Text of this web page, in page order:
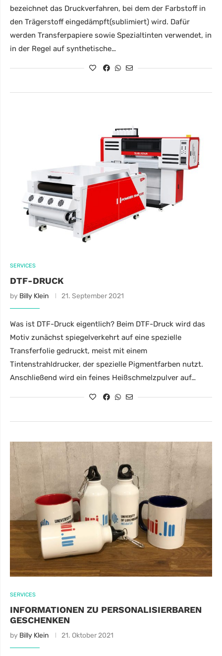
bezeichnet das Druckverfahren, bei dem der Farbstoff in
den Trägerstoff eingedämpft(sublimiert) wird. Dafür
werden Transferpapiere sowie Spezialtinten verwendet, in
in der Regel auf synthetische…
SERVICES
DTF-DRUCK
by Billy Klein 21. September 2021
Was ist DTF-Druck eigentlich? Beim DTF-Druck wird das
Motiv zunächst spiegelverkehrt auf eine spezielle
Transferfolie gedruckt, meist mit einem
Tintenstrahldrucker, der spezielle Pigmentfarben nutzt.
Anschließend wird ein feines Heißschmelzpulver auf…
SERVICES
INFORMATIONEN ZU PERSONALISIERBAREN
GESCHENKEN
by Billy Klein 21. Oktober 2021